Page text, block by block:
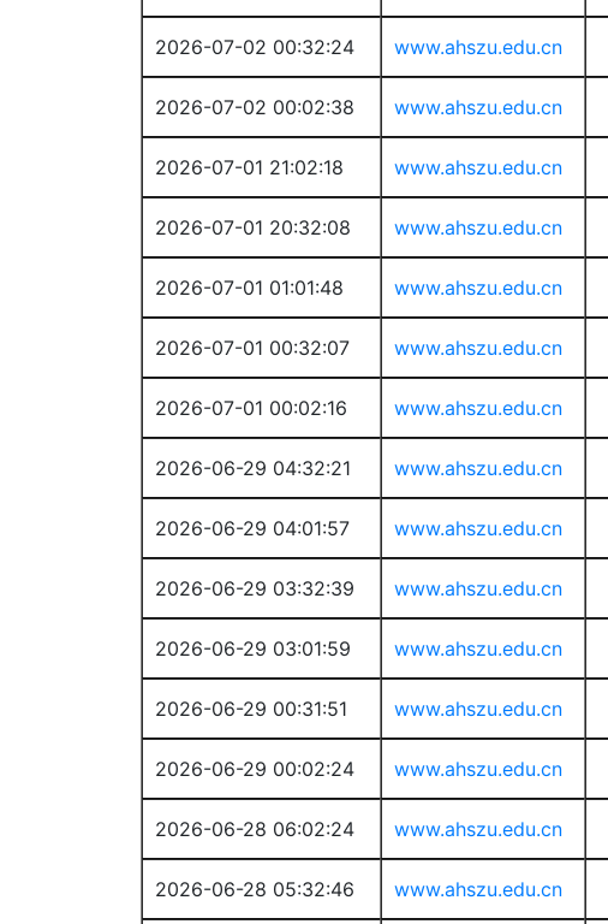
2026-07-02 00:32:24 www.ahszu.edu.cn
2026-07-02 00:02:38 www.ahszu.edu.cn
2026-07-01 21:02:18 www.ahszu.edu.cn
2026-07-01 20:32:08 www.ahszu.edu.cn
2026-07-01 01:01:48 www.ahszu.edu.cn
2026-07-01 00:32:07 www.ahszu.edu.cn
2026-07-01 00:02:16 www.ahszu.edu.cn
2026-06-29 04:32:21 www.ahszu.edu.cn
2026-06-29 04:01:57 www.ahszu.edu.cn
2026-06-29 03:32:39 www.ahszu.edu.cn
2026-06-29 03:01:59 www.ahszu.edu.cn
2026-06-29 00:31:51 www.ahszu.edu.cn
2026-06-29 00:02:24 www.ahszu.edu.cn
2026-06-28 06:02:24 www.ahszu.edu.cn
2026-06-28 05:32:46 www.ahszu.edu.cn